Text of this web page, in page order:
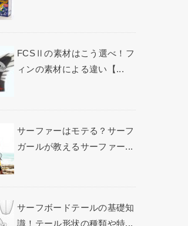
FCSⅡの素材はこう選べ！フ
ィンの素材による違い【...
サーファーはモテる？サーフ
ガールが教えるサーファー...
サーフボードテールの基礎知
識！テール形状の種類や特...